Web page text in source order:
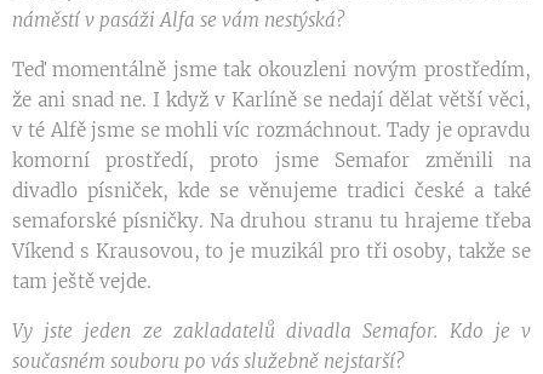
náměstí v pasáži Alfa se vám nestýská?
Teď momentálně jsme tak okouzleni novým prostředím,
že ani snad ne. I když v Karlíně se nedají dělat větší věci,
v té Alfě jsme se mohli víc rozmáchnout. Tady je opravdu
komorní prostředí, proto jsme Semafor změnili na
divadlo písniček, kde se věnujeme tradici české a také
semaforské písničky. Na druhou stranu tu hrajeme třeba
Víkend s Krausovou, to je muzikál pro tři osoby, takže se
tam ještě vejde.
Vy jste jeden ze zakladatelů divadla Semafor. Kdo je v
současném souboru po vás služebně nejstarší?